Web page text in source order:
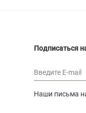
Подписаться
Введите E-mail
Наши письма